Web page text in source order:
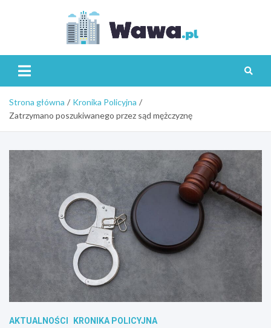
Strona główna
Kronika Policyjna
Zatrzymano poszukiwanego przez sąd mężczyznę
AKTUALNOŚCI KRONIKA POLICYJNA